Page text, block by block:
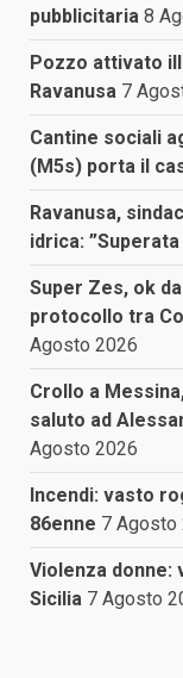
pubblicitaria 8
Pozzo attivato
Ravanusa 7
Cantine sociali
(M5s) porta il
Ravanusa,
idrica:
Super Zes, ok
protocollo tra
Agosto 2026
Crollo a
saluto ad
Agosto 2026
Incendi: vasto
86enne 7 Agosto
Violenza donne:
Sicilia 7 Agosto